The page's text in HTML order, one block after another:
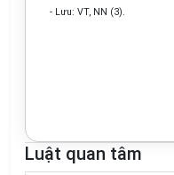
- Lưu: VT, NN (3).
Luật quan tâm